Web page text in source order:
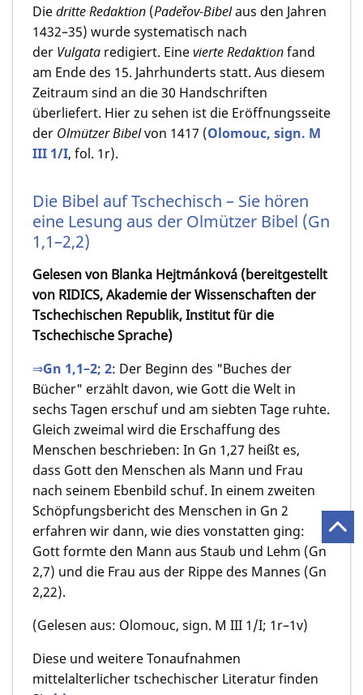
Diedritte Redaktion (Padeřov-Bibelaus den Jahren
1432–35) wurde systematisch nach
der Vulgata redigiert. Einevierte Redaktionfand
am Ende des 15. Jahrhunderts statt. Aus diesem
Zeitraum sind an die 30 Handschriften
überliefert. Hier zu sehen ist die Eröffnungsseite
der Olmützer Bibelvon 1417 (Olomouc, sign. M
III 1/I, fol. 1r).
Die Bibel auf Tschechisch – Sie hören
eine Lesung aus der Olmützer Bibel (Gn
1,1–2,2)
Gelesen von Blanka Hejtmánková (bereitgestellt
von RIDICS, Akademie der Wissenschaften der
Tschechischen Republik, Institut für die
Tschechische Sprache)
⇒Gn 1,1­–2; 2: Der Beginn des "Buches der
Bücher" erzählt davon, wie Gott die Welt in
sechs Tagen erschuf und am siebten Tage ruhte.
Gleich zweimal wird die Erschaffung des
Menschen beschrieben: In Gn 1,27 heißt es,
dass Gott den Menschen als Mann und Frau
nach seinem Ebenbild schuf. In einem zweiten
Schöpfungsbericht des Menschen in Gn 2
erfahren wir dann, wie dies vonstatten ging:
Gott formte den Mann aus Staub und Lehm (Gn
2,7) und die Frau aus der Rippe des Mannes (Gn
2,22).
(Gelesen aus: Olomouc, sign. M III 1/I; 1r–1v)
Diese und weitere Tonaufnahmen
mittelalterlicher tschechischer Literatur finden